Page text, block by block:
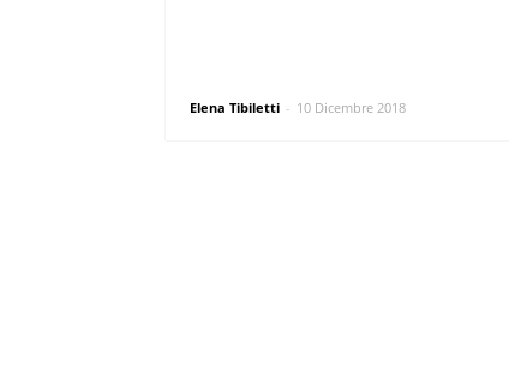
Elena Tibiletti - 10 Dicembre 2018